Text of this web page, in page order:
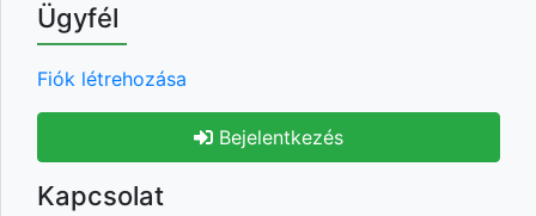
Ügyfél
Fiók létrehozása
Bejelentkezés
Kapcsolat